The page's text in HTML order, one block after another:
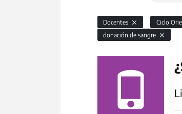
Docentes Ciclo
donación de sangre